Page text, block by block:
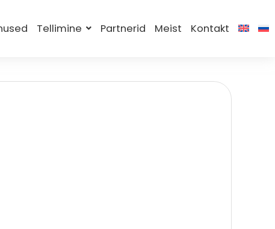
Tellimine Partnerid Meist Kontakt
alt,